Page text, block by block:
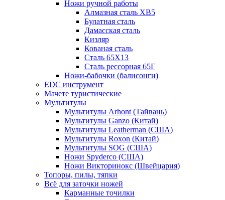
Ножи ручной работы
Алмазная сталь ХВ5
Булатная сталь
Дамасская сталь
Кизляр
Кованая сталь
Сталь 65Х13
Сталь рессорная 65Г
Ножи-бабочки (балисонги)
EDC инструмент
Мачете туристические
Мультитулы
Мультитулы Arhont (Тайвань)
Мультитулы Ganzo (Китай)
Мультитулы Leatherman (США)
Мультитулы Roxon (Китай)
Мультитулы SOG (США)
Ножи Spyderco (США)
Ножи Викторинокс (Швейцария)
Топоры, пилы, тяпки
Всё для заточки ножей
Карманные точилки